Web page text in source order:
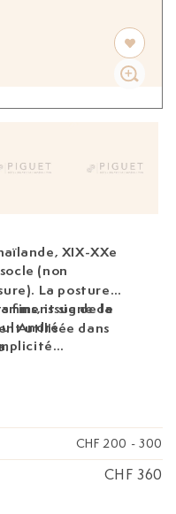
XIX-XXe
(non
La posture
signe de
utilisée dans
fins, issue de la
André
CHF 200 - 300
CHF 360